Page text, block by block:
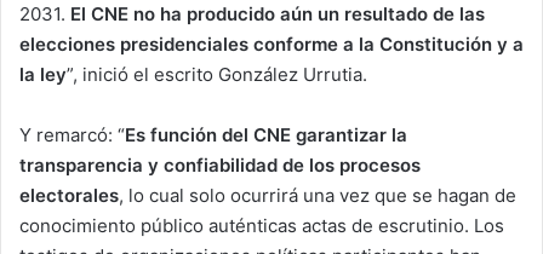
2031. El CNE no ha producido aún un resultado de las
elecciones presidenciales conforme a la Constitución y a
la ley”, inició el escrito González Urrutia.
Y remarcó: “Es función del CNE garantizar la
transparencia y confiabilidad de los procesos
electorales, lo cual solo ocurrirá una vez que se hagan de
conocimiento público auténticas actas de escrutinio. Los